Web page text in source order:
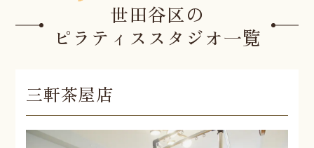
世田谷区の
ピラティススタジオ一覧
三軒茶屋店